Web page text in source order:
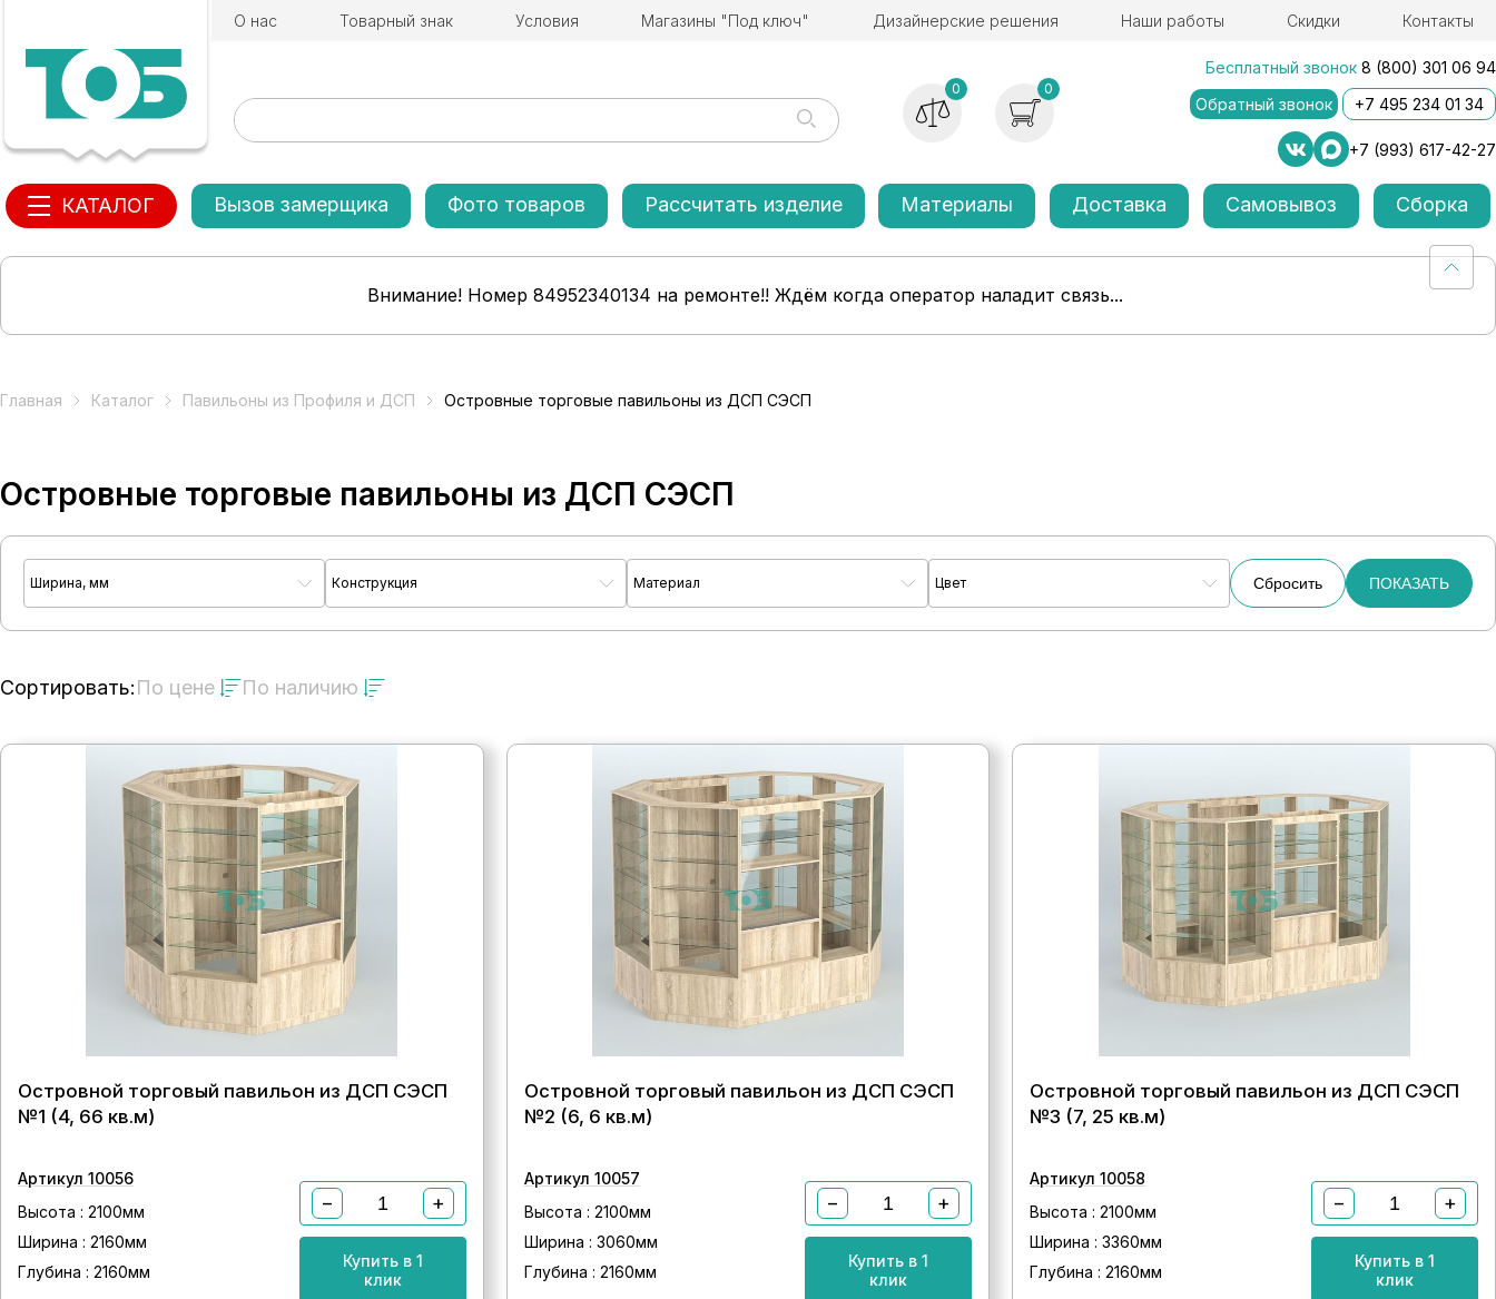
О нас Товарный знак Условия Магазины "Под ключ" Дизайнерские решения Наши работы Скидки Контакты
0 0
Бесплатный звонок 8 (800) 301 06 94
Обратный звонок
+7 495 234 01 34
+7 (993) 617-42-27
КАТАЛОГ Вызов замерщика Фото товаров Рассчитать изделие Материалы Доставка Самовывоз Сборка
Внимание! Номер 84952340134 на ремонте!! Ждём когда оператор наладит связь...
Главная Каталог Павильоны из Профиля и ДСП Островные торговые павильоны из ДСП СЭСП
Островные торговые павильоны из ДСП СЭСП
Ширина, мм Конструкция Материал Цвет Сбросить ПОКАЗАТЬ
Сортировать:По цене По наличию
Островной торговый павильон из ДСП СЭСП
№1 (4, 66 кв.м)
Артикул 10056
Высота : 2100мм
Ширина : 2160мм
Глубина : 2160мм
− +
Купить в 1
клик
Островной торговый павильон из ДСП СЭСП
№2 (6, 6 кв.м)
Артикул 10057
Высота : 2100мм
Ширина : 3060мм
Глубина : 2160мм
− +
Купить в 1
клик
Островной торговый павильон из ДСП СЭСП
№3 (7, 25 кв.м)
Артикул 10058
Высота : 2100мм
Ширина : 3360мм
Глубина : 2160мм
− +
Купить в 1
клик